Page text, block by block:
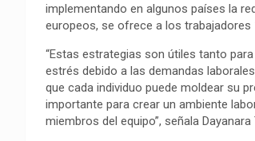
implementando en algunos países la
europeos, se ofrece a los
“Estas estrategias son útiles tanto
estrés debido a las demandas
que cada individuo puede moldear su
importante para crear un ambiente
miembros del equipo”, señala Dayanara